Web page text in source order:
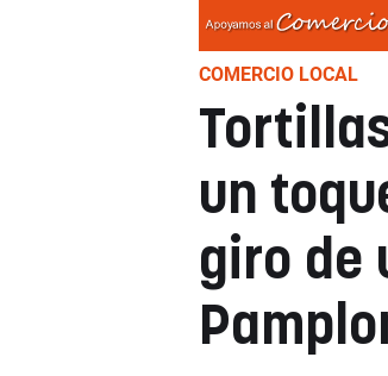
COMERCIO LOCAL
un
giro de